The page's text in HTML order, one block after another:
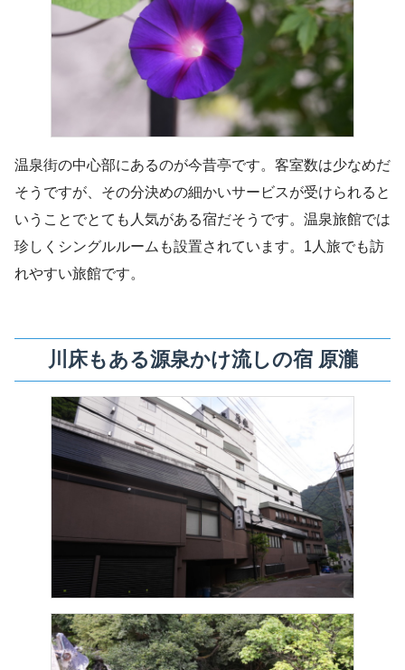
温泉街の中心部にあるのが今昔亭です。客室数は少なめだ
そうですが、その分決めの細かいサービスが受けられると
いうことでとても人気がある宿だそうです。温泉旅館では
珍しくシングルルームも設置されています。1人旅でも訪
れやすい旅館です。
川床もある源泉かけ流しの宿 原瀧